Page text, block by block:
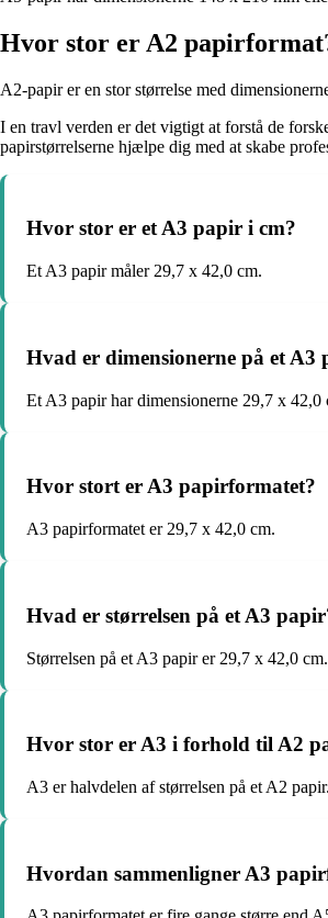
Hvor stor er A2
A2-papir er en stor størrelse med
I en travl verden er det vigtigt at forstå de
papirstørrelserne hjælpe dig med at skabe
Hvor stor er et A3 papir i cm?
Et A3 papir måler 29,7 x 42,0 cm.
Hvad er dimensionerne på et A3
Et A3 papir har dimensionerne 29,7 x 42,0
Hvor stort er A3 papirformatet?
A3 papirformatet er 29,7 x 42,0 cm.
Hvad er størrelsen på et A3
Størrelsen på et A3 papir er 29,7 x 42,0 cm.
Hvor stor er A3 i forhold til A2
A3 er halvdelen af størrelsen på et A2 papir.
Hvordan sammenligner A3